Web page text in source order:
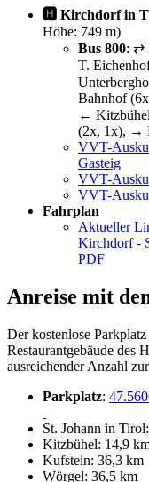
🅷 Kirchdorf in
Höhe: 749 m)
Bus 800: ⇄
T.
Bahnhof
←
(2x, 1x), →
VVT-
Gasteig
VVT-
VVT-
Fahrplan
Aktueller
Kirchdorf -
PDF
Anreise mit
Der kostenlose
Restaurantgebäude des
ausreichender Anzahl
Parkplatz:
St. Johann in
Kitzbühel: 14,9
Kufstein: 36,3 km
Wörgel: 36,5 km